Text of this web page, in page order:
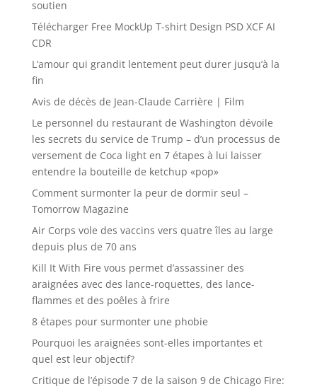
soutien
Télécharger Free MockUp T-shirt Design PSD XCF AI
CDR
L’amour qui grandit lentement peut durer jusqu’à la
fin
Avis de décès de Jean-Claude Carrière | Film
Le personnel du restaurant de Washington dévoile
les secrets du service de Trump – d’un processus de
versement de Coca light en 7 étapes à lui laisser
entendre la bouteille de ketchup «pop»
Comment surmonter la peur de dormir seul –
Tomorrow Magazine
Air Corps vole des vaccins vers quatre îles au large
depuis plus de 70 ans
Kill It With Fire vous permet d’assassiner des
araignées avec des lance-roquettes, des lance-
flammes et des poêles à frire
8 étapes pour surmonter une phobie
Pourquoi les araignées sont-elles importantes et
quel est leur objectif?
Critique de l’épisode 7 de la saison 9 de Chicago Fire: